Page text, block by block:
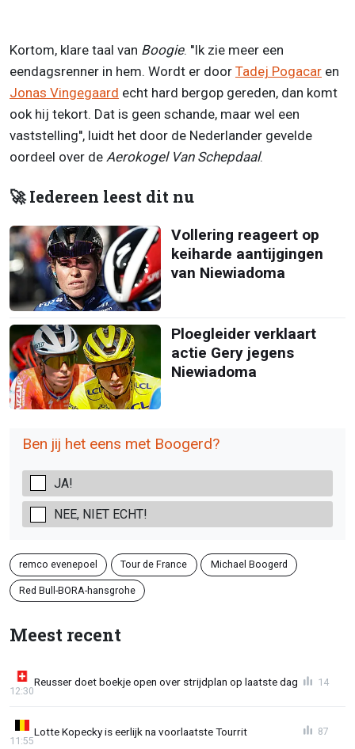
Kortom, klare taal van Boogie. ''Ik zie meer een
eendagsrenner in hem. Wordt er door Tadej Pogacar en
Jonas Vingegaard echt hard bergop gereden, dan komt
ook hij tekort. Dat is geen schande, maar wel een
vaststelling'', luidt het door de Nederlander gevelde
oordeel over de Aerokogel Van Schepdaal.
🚀 Iedereen leest dit nu
Vollering reageert op
keiharde aantijgingen
van Niewiadoma
Ploegleider verklaart
actie Gery jegens
Niewiadoma
Ben jij het eens met Boogerd?
JA!
NEE, NIET ECHT!
remco evenepoel Tour de France Michael Boogerd
Red Bull-BORA-hansgrohe
Meest recent
Reusser doet boekje open over strijdplan op laatste dag
12:30
14
Lotte Kopecky is eerlijk na voorlaatste Tourrit
11:55
87